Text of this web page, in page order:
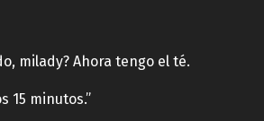
milady? Ahora tengo el té.
15 minutos.”